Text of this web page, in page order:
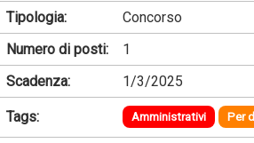
Tipologia:
Concorso
Numero di posti:
1
Scadenza:
1/3/2025
Tags: Amministrativi Per